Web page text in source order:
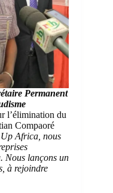
Permanent
l’élimination du
Compaoré
Africa, nous
Nous lançons un
à rejoindre